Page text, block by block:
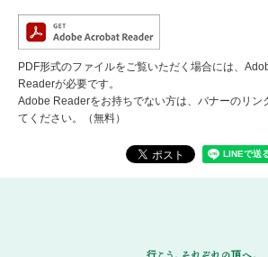
PDF形式のファイルをご覧いただく場合には、
Readerが必要です。
Adobe Readerをお持ちでない方は、バナーのリン
てください。（無料）